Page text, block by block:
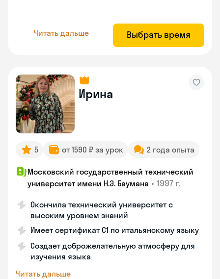
Читать дальше Выбрать время
Ирина
5 от 1590 ₽ за урок 2 года опыта
Московский государственный технический
университет имени Н.Э. Баумана • 1997 г.
Окончила технический университет с
высоким уровнем знаний
Имеет сертификат C1 по итальянскому языку
Создает доброжелательную атмосферу для
изучения языка
Читать дальше